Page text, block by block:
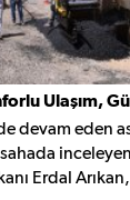
Ulaşım,
devam eden
sahada
Erdal